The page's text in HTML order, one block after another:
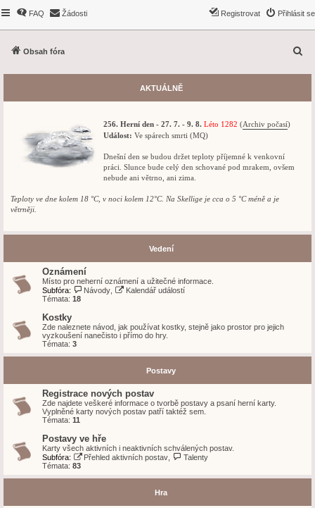
FAQ Žádosti Přihlásit se
Registrovat
Obsah fóra
d
AKTUÁLNĚ
256. Herní den - 27. 7. - 9. 8. Léto 1282 (Archiv počasí)
Událost: Ve spárech smrti (MQ)
Dnešní den se budou držet teploty příjemné k venkovní
práci. Slunce bude celý den schované pod mrakem, ovšem
nebude ani větrno, ani zima.
Teploty ve dne kolem 18 °C, v noci kolem 12°C. Na Skellige je cca o 5 °C méně a je
větrněji.
Vedení
Oznámení
Místo pro neherní oznámení a užitečné informace.
Subfóra:
Návody
Kalendář událostí
Témata: 18
Kostky
Zde naleznete návod, jak používat kostky, stejně jako prostor pro jejich
vyzkoušení nanečisto i přímo do hry.
Témata: 3
Postavy
Registrace nových postav
Zde najdete veškeré informace o tvorbě postavy a psaní herní karty.
Vyplněné karty nových postav patří taktéž sem.
Témata: 11
Postavy ve hře
Karty všech aktivních i neaktivních schválených postav.
Subfóra:
Přehled aktivních postav
Talenty
Témata: 83
Hra